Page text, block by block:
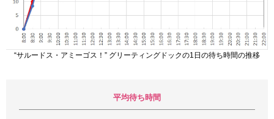
“サルードス・アミーゴス！” グリーティングドックの1日の待ち時間の推移
平均待ち時間